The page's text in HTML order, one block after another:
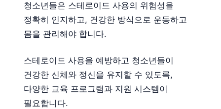
청소년들은 스테로이드 사용의 위험성을
정확히 인지하고, 건강한 방식으로 운동하고
몸을 관리해야 합니다.
스테로이드 사용을 예방하고 청소년들이
건강한 신체와 정신을 유지할 수 있도록,
다양한 교육 프로그램과 지원 시스템이
필요합니다.